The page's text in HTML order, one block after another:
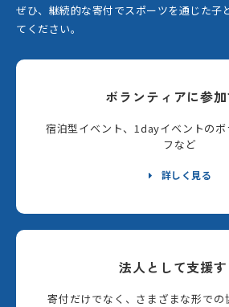
ぜひ、継続的な寄付でスポーツを通じた子
てください。
ボランティアに参
宿泊型イベント、1dayイベントのボ
フなど
詳しく見る
法人として支援す
寄付だけでなく、さまざまな形での